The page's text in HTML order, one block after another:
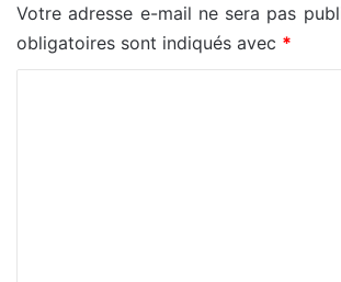
Votre adresse e-mail ne sera pas
obligatoires sont indiqués avec *